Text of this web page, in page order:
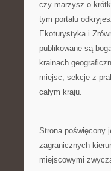
czy marzysz o
tym portalu
Ekoturystyka i
publikowane są
krainach
miejsc, sekcje z
całym kraju.
Strona poświęcony
zagranicznych
miejscowymi